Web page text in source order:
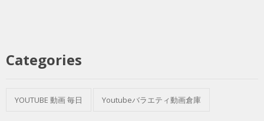
Categories
YOUTUBE 動画 毎日 Youtubeバラエティ動画倉庫